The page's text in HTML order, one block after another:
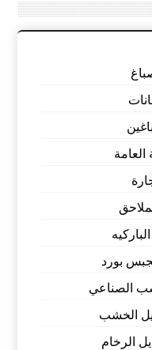
بورد
الصناعي
الخشب
الرخام